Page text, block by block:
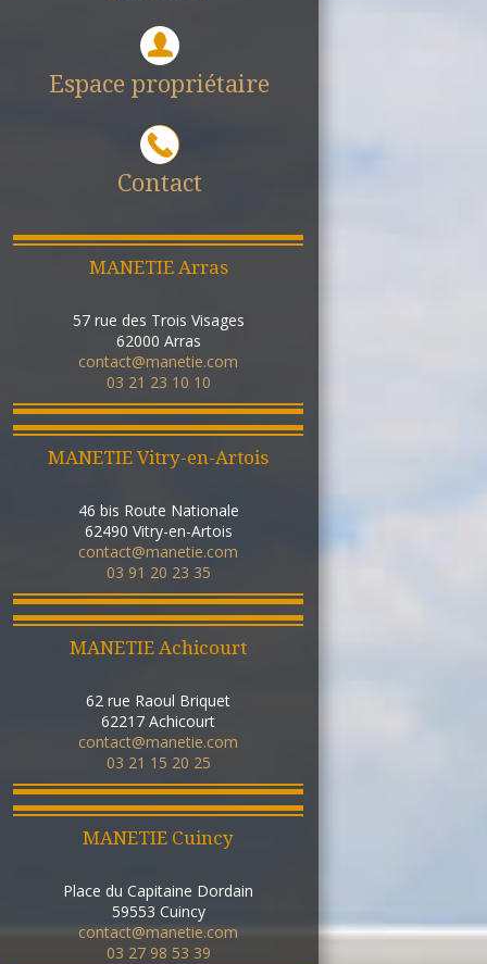
Espace propriétaire
Contact
MANETIE Arras
57 rue des Trois Visages
62000 Arras
contact@manetie.com
03 21 23 10 10
MANETIE Vitry-en-Artois
46 bis Route Nationale
62490 Vitry-en-Artois
contact@manetie.com
03 91 20 23 35
MANETIE Achicourt
62 rue Raoul Briquet
62217 Achicourt
contact@manetie.com
03 21 15 20 25
MANETIE Cuincy
Place du Capitaine Dordain
59553 Cuincy
contact@manetie.com
03 27 98 53 39